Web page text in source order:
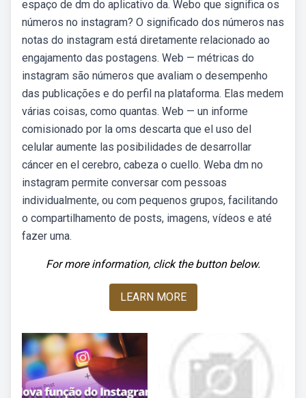
espaço de dm do aplicativo da. Webo que significa os
números no instagram? O significado dos números nas
notas do instagram está diretamente relacionado ao
engajamento das postagens. Web — métricas do
instagram são números que avaliam o desempenho
das publicações e do perfil na plataforma. Elas medem
várias coisas, como quantas. Web — un informe
comisionado por la oms descarta que el uso del
celular aumente las posibilidades de desarrollar
cáncer en el cerebro, cabeza o cuello. Weba dm no
instagram permite conversar com pessoas
individualmente, ou com pequenos grupos, facilitando
o compartilhamento de posts, imagens, vídeos e até
fazer uma.
For more information, click the button below.
LEARN MORE